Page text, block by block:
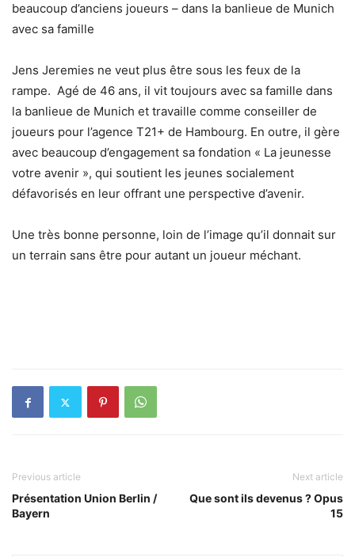
beaucoup d’anciens joueurs – dans la banlieue de Munich
avec sa famille
Jens Jeremies ne veut plus être sous les feux de la
rampe. Agé de 46 ans, il vit toujours avec sa famille dans
la banlieue de Munich et travaille comme conseiller de
joueurs pour l’agence T21+ de Hambourg. En outre, il gère
avec beaucoup d’engagement sa fondation « La jeunesse
votre avenir », qui soutient les jeunes socialement
défavorisés en leur offrant une perspective d’avenir.
Une très bonne personne, loin de l’image qu’il donnait sur
un terrain sans être pour autant un joueur méchant.
Previous article
Présentation Union Berlin /
Bayern
Next article
Que sont ils devenus ? Opus
15